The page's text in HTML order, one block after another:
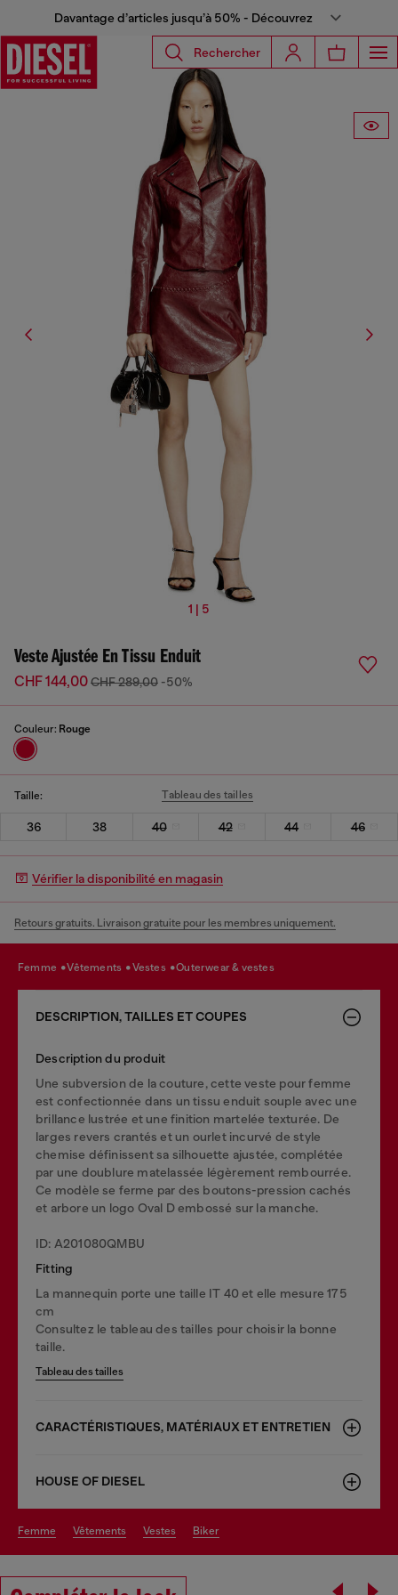
Davantage d’articles jusqu’à 50% - Découvrez
Rechercher
1 | 5
Veste Ajustée En Tissu Enduit
CHF 144,00CHF 289,00 -50%
Couleur: Rouge
Taille: Tableau des tailles
36 38 40 42 44 46
Vérifier la disponibilité en magasin
Retours gratuits. Livraison gratuite pour les membres uniquement.
femme vêtements vestes outerwear & vestes
DESCRIPTION, TAILLES ET COUPES
Description du produit
Une subversion de la couture, cette veste pour femme
est confectionnée dans un tissu enduit souple avec une
brillance lustrée et une finition martelée texturée. De
larges revers crantés et un ourlet incurvé de style
chemise définissent sa silhouette ajustée, complétée
par une doublure matelassée légèrement rembourrée.
Ce modèle se ferme par des boutons-pression cachés
et arbore un logo Oval D embossé sur la manche.
ID: A201080QMBU
Fitting
La mannequin porte une taille IT 40 et elle mesure 175
cm
Consultez le tableau des tailles pour choisir la bonne
taille.
Tableau des tailles
CARACTÉRISTIQUES, MATÉRIAUX ET ENTRETIEN
HOUSE OF DIESEL
femme vêtements vestes biker